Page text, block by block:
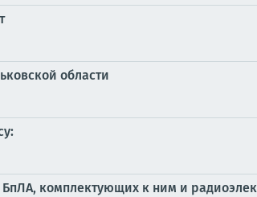
области
комплектующих к ним и